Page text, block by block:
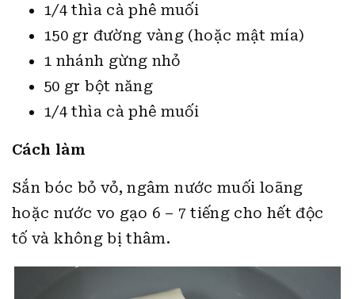
1/4 thìa cà phê muối
150 gr đường vàng (hoặc mật mía)
1 nhánh gừng nhỏ
50 gr bột năng
1/4 thìa cà phê muối
Cách làm
Sắn bóc bỏ vỏ, ngâm nước muối loãng
hoặc nước vo gạo 6 – 7 tiếng cho hết độc
tố và không bị thâm.